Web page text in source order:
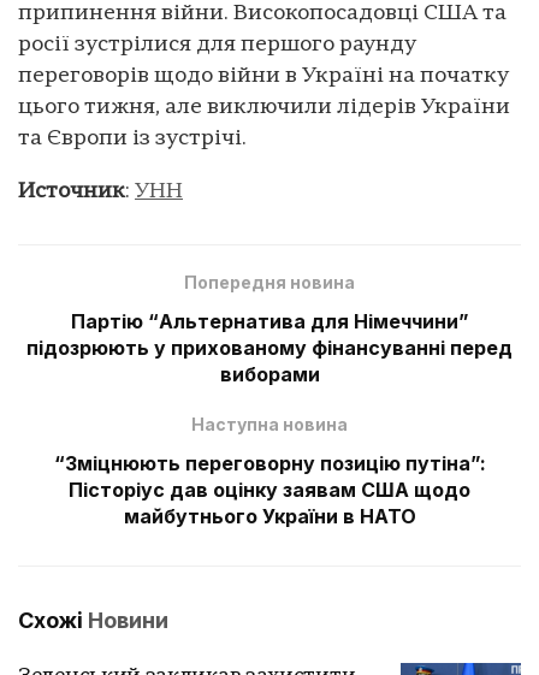
припинення війни. Високопосадовці США та
росії зустрілися для першого раунду
переговорів щодо війни в Україні на початку
цього тижня, але виключили лідерів України
та Європи із зустрічі.
Источник: УНН
Попередня новина
Партію “Альтернатива для Німеччини”
підозрюють у прихованому фінансуванні перед
виборами
Наступна новина
“Зміцнюють переговорну позицію путіна”:
Пісторіус дав оцінку заявам США щодо
майбутнього України в НАТО
Схожі Новини